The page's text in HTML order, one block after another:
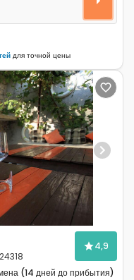
для точной цены
Next
4,9
(14 дней до прибытия)